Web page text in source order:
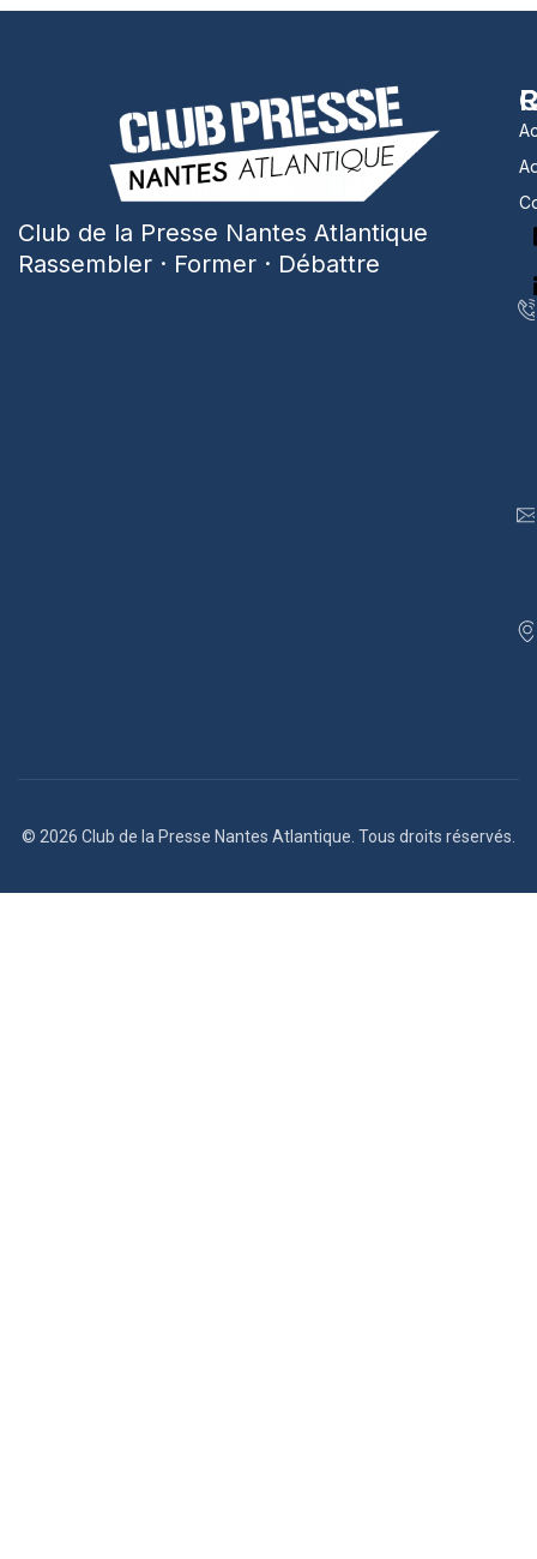
Club de la Presse Nantes Atlantique
Rassembler · Former · Débattre
© 2026 Club de la Presse Nantes Atlantique. Tous droits réservés.